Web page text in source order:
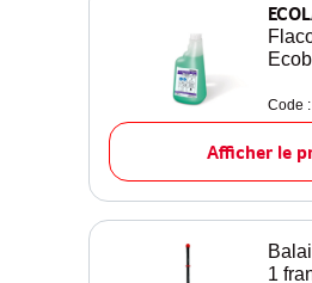
Code
Afficher le
1